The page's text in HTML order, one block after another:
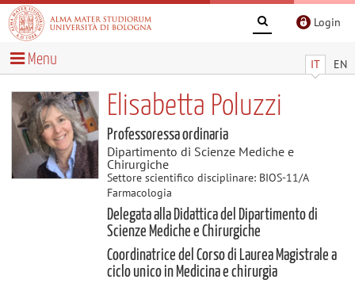
Login
IT EN
Menu
Elisabetta Poluzzi
Professoressa ordinaria
Dipartimento di Scienze Mediche e
Chirurgiche
Settore scientifico disciplinare: BIOS-11/A
Farmacologia
Delegata alla Didattica del Dipartimento di
Scienze Mediche e Chirurgiche
Coordinatrice del Corso di Laurea Magistrale a
ciclo unico in Medicina e chirurgia